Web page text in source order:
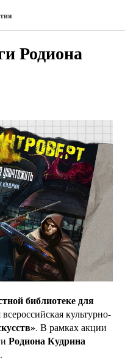
Родиона
библиотеке для
культурно-
. В рамках акции
Родиона Кудрина